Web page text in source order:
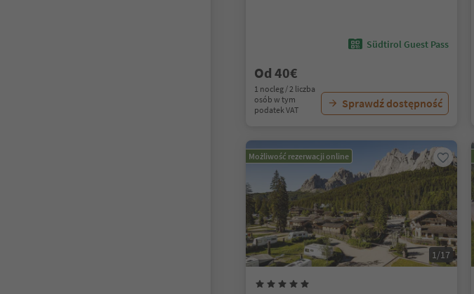
Südtirol Guest Pass
Od 40€
1 nocleg / 2 liczba
osób w tym
podatek VAT
Sprawdź dostępność
Możliwość rezerwacji online
1/17